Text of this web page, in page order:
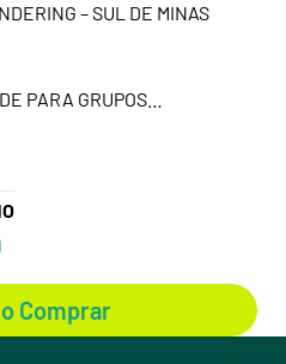
– SUL DE MINAS
PARA GRUPOS
EMPRESAS DE
PET FOOD E ECONOMIA
EIXO LOGÍSTICO
Comprar